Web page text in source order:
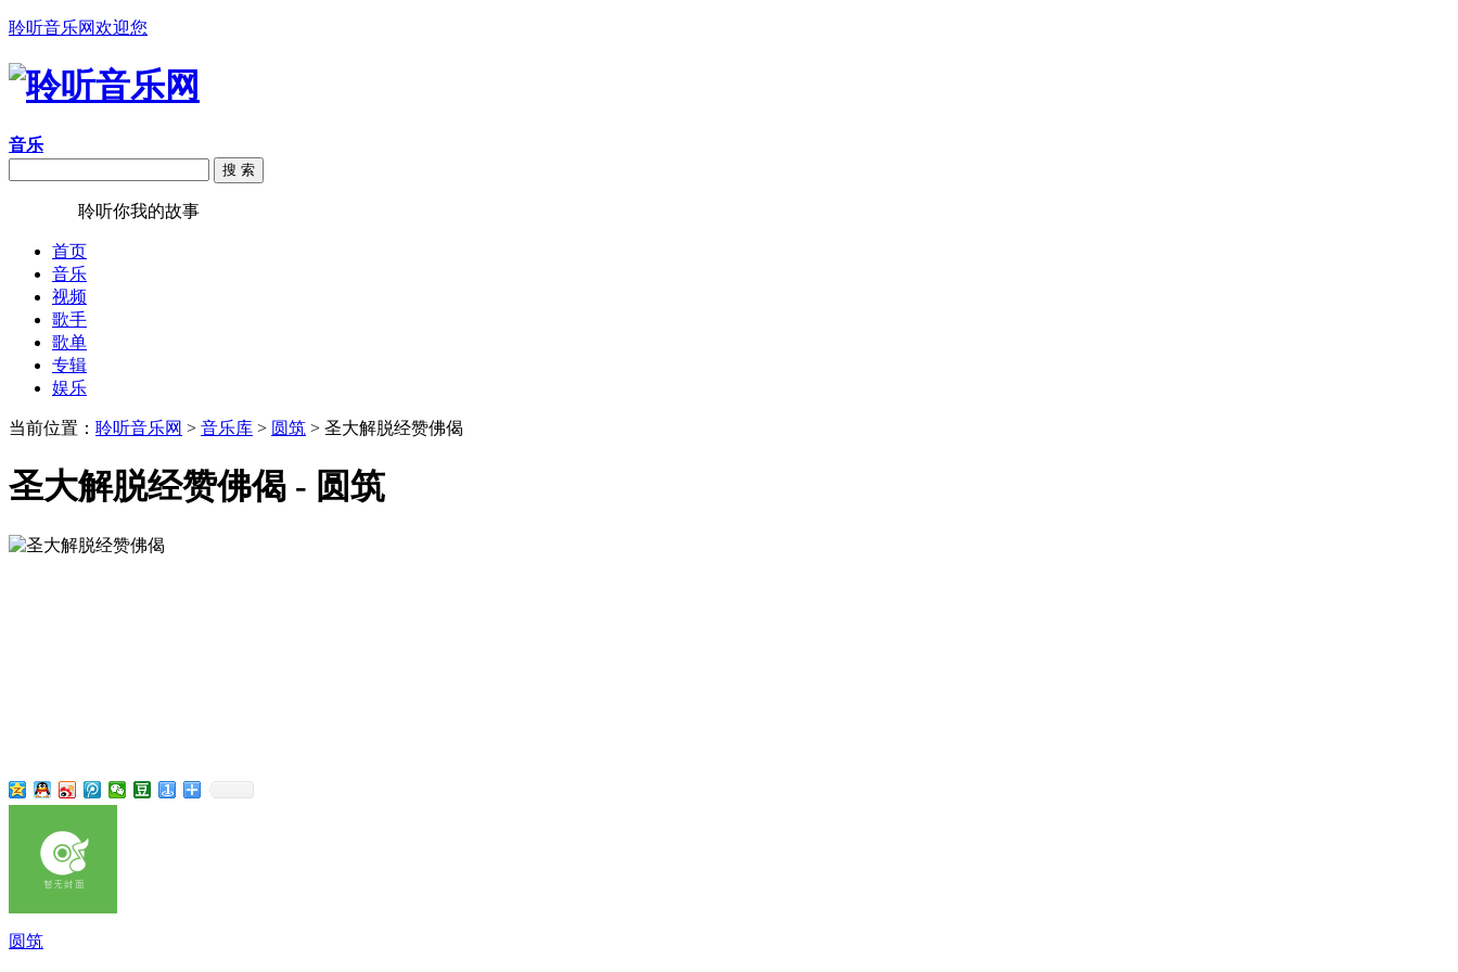
聆听音乐网欢迎您
音乐
搜 索
聆听你我的故事
首页
音乐
视频
歌手
歌单
专辑
娱乐
当前位置： 聆听音乐网 > 音乐库 > 圆筑 > 圣大解脱经赞佛偈
圣大解脱经赞佛偈 - 圆筑
圆筑